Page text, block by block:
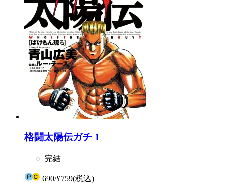
格闘太陽伝ガチ 1
完結
690/¥759(税込)